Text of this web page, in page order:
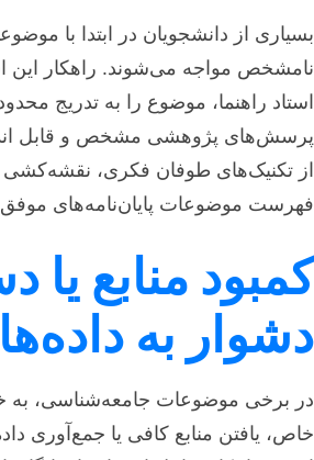
بسیاری از دانشجویان در ابتدا با
نامشخص مواجه می‌شوند. راهکار
استاد راهنما، موضوع را به تدریج
پرسش‌های پژوهشی مشخص و قابل
از تکنیک‌های طوفان فکری، نقشه‌کشی
فهرست موضوعات پایان‌نامه‌های موفق
کمبود منابع
دشوار به داده‌ها
در برخی موضوعات جامعه‌شناسی،
خاص، یافتن منابع کافی یا جمع‌آوری